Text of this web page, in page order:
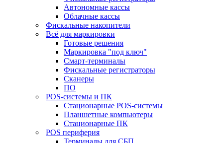
Автономные кассы
Облачные кассы
Фискальные накопители
Всё для маркировки
Готовые решения
Маркировка "под ключ"
Смарт-терминалы
Фискальные регистраторы
Сканеры
ПО
POS-системы и ПК
Стационарные POS-системы
Планшетные компьютеры
Стационарные ПК
POS периферия
Терминалы для СБП